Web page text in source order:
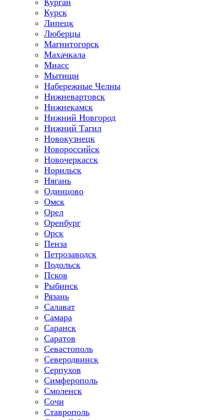
Курган
Курск
Липецк
Люберцы
Магнитогорск
Махачкала
Миасс
Мытищи
Набережные Челны
Нижневартовск
Нижнекамск
Нижний Новгород
Нижний Тагил
Новокузнецк
Новороссийск
Новочеркасск
Норильск
Нягань
Одинцово
Омск
Орел
Оренбург
Орск
Пенза
Петрозаводск
Подольск
Псков
Рыбинск
Рязань
Салават
Самара
Саранск
Саратов
Севастополь
Северодвинск
Серпухов
Симферополь
Смоленск
Сочи
Ставрополь